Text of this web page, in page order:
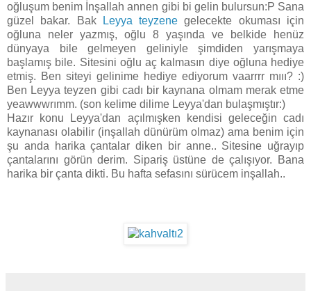
oğluşum benim İnşallah annen gibi bi gelin bulursun:P Sana
güzel bakar. Bak
Leyya teyzenegelecekte okuması için
oğluna neler yazmış, oğlu 8 yaşında ve belkide henüz
dünyaya bile gelmeyen geliniyle şimdiden yarışmaya
başlamış bile. Sitesini oğlu aç kalmasın diye oğluna hediye
etmiş. Ben siteyi gelinime hediye ediyorum vaarrrr mııı? :)
Ben Leyya teyzen gibi cadı bir kaynana olmam merak etme
yeawwwrımm. (son kelime dilime Leyya'dan bulaşmıştır:)
Hazır konu Leyya'dan açılmışken kendisi geleceğin cadı
kaynanası olabilir (inşallah dünürüm olmaz) ama benim için
şu anda harika çantalar diken bir anne.. Sitesine uğrayıp
çantalarını görün derim. Sipariş üstüne de çalışıyor. Bana
harika bir çanta dikti. Bu hafta sefasını sürücem inşallah..